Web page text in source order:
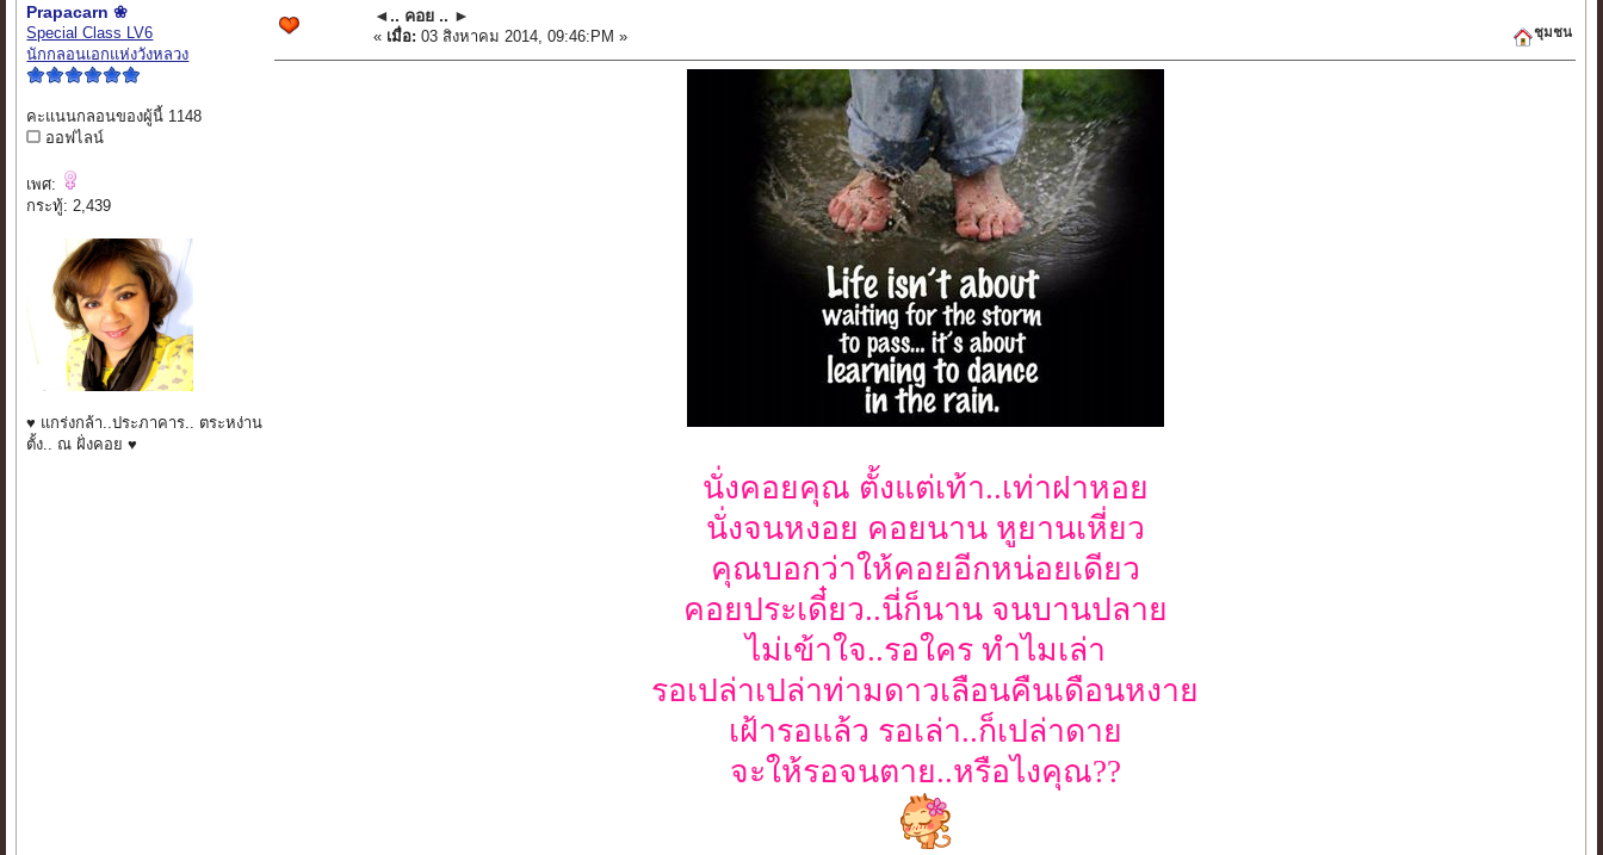
Prapacarn ❀
Special Class LV6
นักกลอนเอกแห่งวังหลวง
คะแนนกลอนของผู้นี้ 1148
ออฟไลน์
เพศ:
กระทู้: 2,439
♥ แกร่งกล้า..ประภาคาร.. ตระหง่าน
ตั้ง.. ณ ฝั่งคอย ♥
◄.. คอย .. ►
« เมื่อ: 03 สิงหาคม 2014, 09:46:PM » ชุมชน
นั่งคอยคุณ ตั้งแต่เท้า..เท่าฝาหอย
นั่งจนหงอย คอยนาน หูยานเหี่ยว
คุณบอกว่าให้คอยอีกหน่อยเดียว
คอยประเดี๋ยว..นี่ก็นาน จนบานปลาย
ไม่เข้าใจ..รอใคร ทำไมเล่า
รอเปล่าเปล่าท่ามดาวเลือนคืนเดือนหงาย
เฝ้ารอแล้ว รอเล่า..ก็เปล่าดาย
จะให้รอจนตาย..หรือไงคุณ??